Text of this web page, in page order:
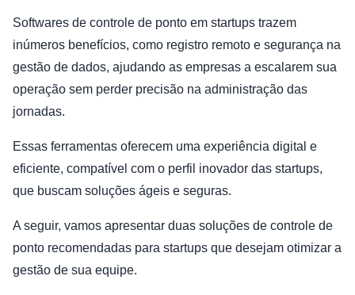
Softwares de controle de ponto em startups trazem
inúmeros benefícios, como registro remoto e segurança na
gestão de dados, ajudando as empresas a escalarem sua
operação sem perder precisão na administração das
jornadas.
Essas ferramentas oferecem uma experiência digital e
eficiente, compatível com o perfil inovador das startups,
que buscam soluções ágeis e seguras.
A seguir, vamos apresentar duas soluções de controle de
ponto recomendadas para startups que desejam otimizar a
gestão de sua equipe.